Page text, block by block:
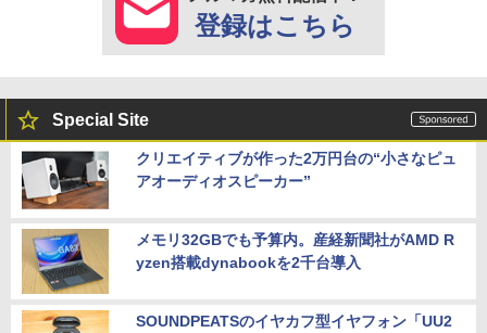
登録はこちら
Special Site
クリエイティブが作った2万円台の“小さなピュ
アオーディオスピーカー”
メモリ32GBでも予算内。産経新聞社がAMD R
yzen搭載dynabookを2千台導入
SOUNDPEATSのイヤカフ型イヤフォン「UU2